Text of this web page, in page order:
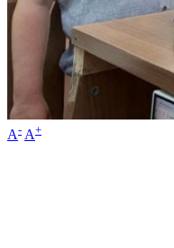
A- A+